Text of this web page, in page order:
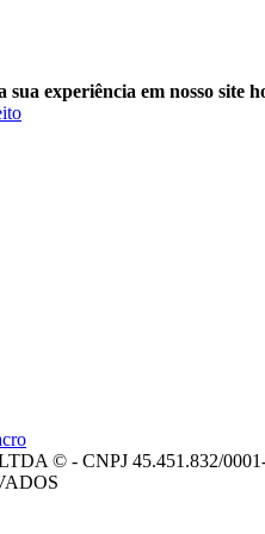
experiência em nosso site
© - CNPJ 45.451.832/